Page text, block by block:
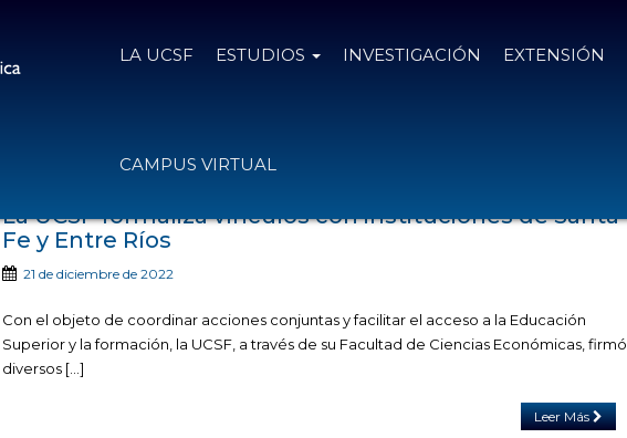
LA UCSF ESTUDIOS INVESTIGACIÓN EXTENSIÓN
CAMPUS VIRTUAL
La UCSF formaliza vínculos con instituciones de Santa
Fe y Entre Ríos
21 de diciembre de 2022
Con el objeto de coordinar acciones conjuntas y facilitar el acceso a la Educación
Superior y la formación, la UCSF, a través de su Facultad de Ciencias Económicas, firmó
diversos […]
Leer Más